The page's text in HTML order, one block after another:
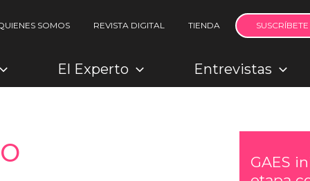
SOMOS REVISTA DIGITAL TIENDA SUSCRÍBETE
El Experto Entrevistas
GAES